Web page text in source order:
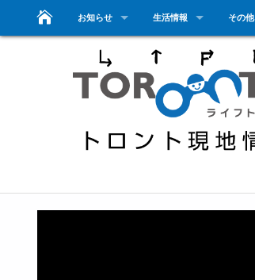
お知らせ 生活情報 その他